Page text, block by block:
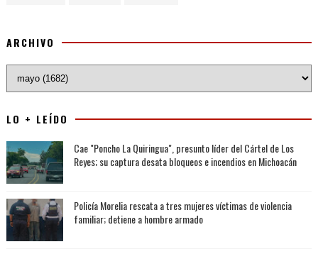
ARCHIVO
LO + LEÍDO
Cae "Poncho La Quiringua", presunto líder del Cártel de Los
Reyes; su captura desata bloqueos e incendios en Michoacán
Policía Morelia rescata a tres mujeres víctimas de violencia
familiar; detiene a hombre armado